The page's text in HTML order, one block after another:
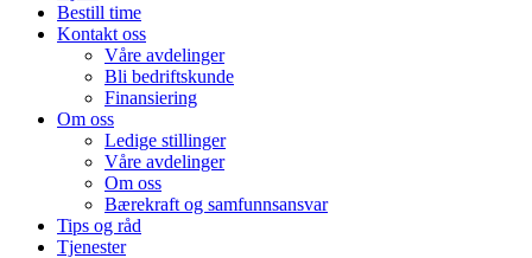
Bestill time
Kontakt oss
Våre avdelinger
Bli bedriftskunde
Finansiering
Om oss
Ledige stillinger
Våre avdelinger
Om oss
Bærekraft og samfunnsansvar
Tips og råd
Tjenester